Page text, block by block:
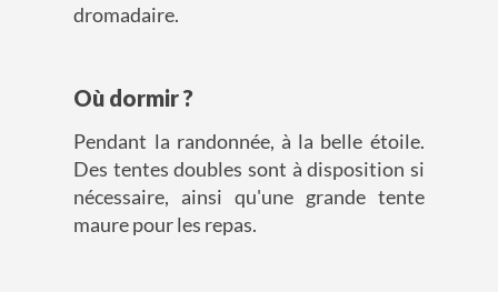
dromadaire.
Où dormir ?
Pendant la randonnée, à la belle étoile.
Des tentes doubles sont à disposition si
nécessaire, ainsi qu'une grande tente
maure pour les repas.